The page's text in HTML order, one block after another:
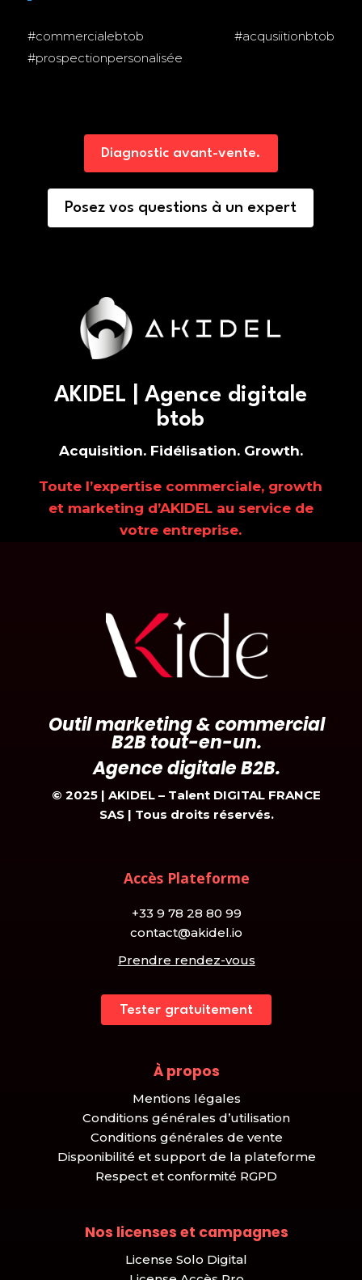
#commercialebtob #acqusiitionbtob
#prospectionpersonalisée
Diagnostic avant-vente.
Posez vos questions à un expert
AKIDEL | Agence digitale
btob
Acquisition. Fidélisation. Growth.
Toute l’expertise commerciale, growth
et marketing d’AKIDEL au service de
votre entreprise.
Outil marketing & commercial
B2B tout-en-un.
Agence digitale B2B.
© 2025 |AKIDEL – Talent DIGITAL FRANCE
SAS | Tous droits réservés.
Accès Plateforme
+33 9 78 28 80 99
contact@akidel.io
Prendre rendez-vous
Tester gratuitement
À propos
Mentions légales
Conditions générales d’utilisation
Conditions générales de vente
Disponibilité et support de la plateforme
Respect et conformité RGPD
Nos licenses et campagnes
License Solo Digital